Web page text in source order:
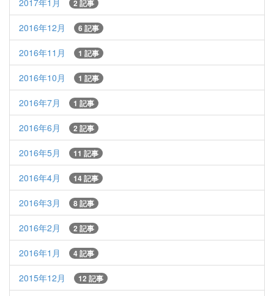
2017年1月 2 記事
2016年12月 6 記事
2016年11月 1 記事
2016年10月 1 記事
2016年7月 1 記事
2016年6月 2 記事
2016年5月 11 記事
2016年4月 14 記事
2016年3月 8 記事
2016年2月 2 記事
2016年1月 4 記事
2015年12月 12 記事